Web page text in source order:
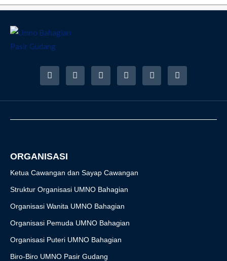
F
a
c
b
o
I
n
s
a
r
T
w
i
t
r
Y
o
u
u
e
T
i
k
o
R
s
s
ORGANISASI
Ketua Cawangan dan Sayap Cawangan
Struktur Organisasi UMNO Bahagian
Organisasi Wanita UMNO Bahagian
Organisasi Pemuda UMNO Bahagian
Organisasi Puteri UMNO Bahagian
Biro-Biro UMNO Pasir Gudang